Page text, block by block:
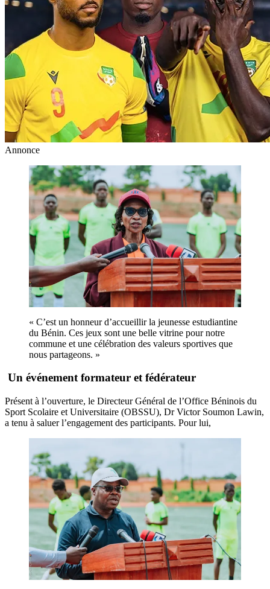
Annonce
« C’est un honneur d’accueillir la jeunesse estudiantine
du Bénin. Ces jeux sont une belle vitrine pour notre
commune et une célébration des valeurs sportives que
nous partageons. »
Un événement formateur et fédérateur
Présent à l’ouverture, le Directeur Général de l’Office Béninois du
Sport Scolaire et Universitaire (OBSSU), Dr Victor Soumon Lawin,
a tenu à saluer l’engagement des participants. Pour lui,